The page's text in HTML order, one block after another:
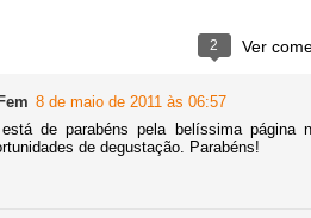
2 Ver
8 de maio de 2011 às 06:57
de parabéns pela belíssima página
de degustação. Parabéns!
e o brunch com ingredientes
desde 2019, já foram cinco edições,